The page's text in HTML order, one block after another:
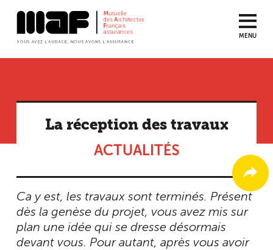
MENU
La réception des travaux
ACTUALITÉS
Ca y est, les travaux sont terminés. Présent
dès la genèse du projet, vous avez mis sur
plan une idée qui se dresse désormais
devant vous. Pour autant, après vous avoir